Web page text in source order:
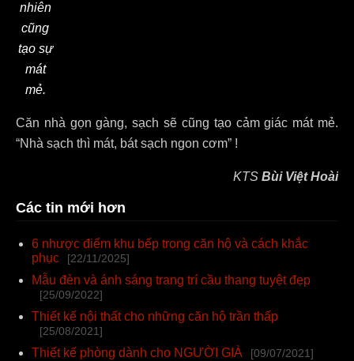
nhiên
cũng
tạo sự
mát
mẻ.
Căn nhà gọn gàng, sạch sẽ cũng tạo cảm giác mát mẻ.
“Nhà sạch thì mát, bát sạch ngon cơm” !
KTS Bùi Việt Hoài
Các tin mới hơn
6 nhược điểm khu bếp trong căn hộ và cách khắc
phục
[22/11/2025]
Mẫu đèn và ánh sáng trang trí cầu thang tuyệt đẹp
[25/09/2022]
Thiết kế nội thất cho những căn hộ trần thấp
[25/08/2021]
Thiết kế phòng dành cho NGƯỜI GIÀ [09/07/2021]